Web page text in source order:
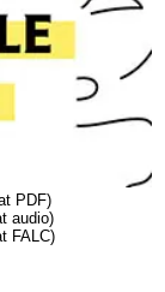
PDF)
audio)
FALC)